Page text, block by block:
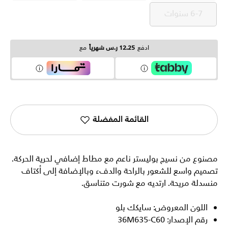
6-7 سنوات 6-7 سنوات
ادفع 12.25 ر.س شهرياً مع
القائمة المفضلة
مصنوع من نسيج بوليستر ناعم مع مطاط إضافي لحرية الحركة.
تصميم واسع للشعور بالراحة والدفء وبالإضافة إلى أكتاف
منسدلة مريحة. ارتديه مع شورت متناسق.
اللون المعروض: سايكك بلو
رقم الإصدار: 36M635-C60